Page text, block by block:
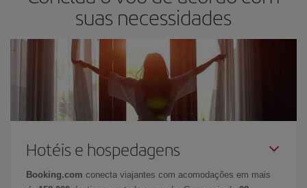
suas necessidades
Hotéis e hospedagens
Booking.com conecta viajantes com acomodações em mais